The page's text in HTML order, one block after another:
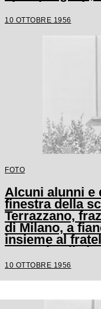
alunni e
10 OTTOBRE 1956
FOTO
Alcuni alunni e
finestra della
Terrazzano,
di Milano, a
insieme al
ostaggio gli
10 OTTOBRE 1956